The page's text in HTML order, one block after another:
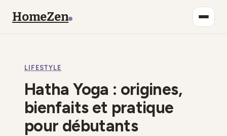
HomeZen
Maison
Mode
LIFESTYLE
Hatha Yoga : origines,
bienfaits et pratique
pour débutants